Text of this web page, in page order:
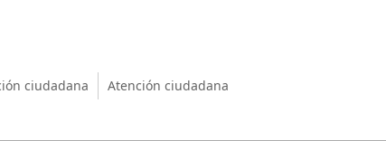
ciudadana Atención ciudadana